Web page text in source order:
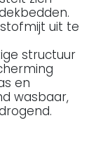
uit te
structuur
en
wasbaar,